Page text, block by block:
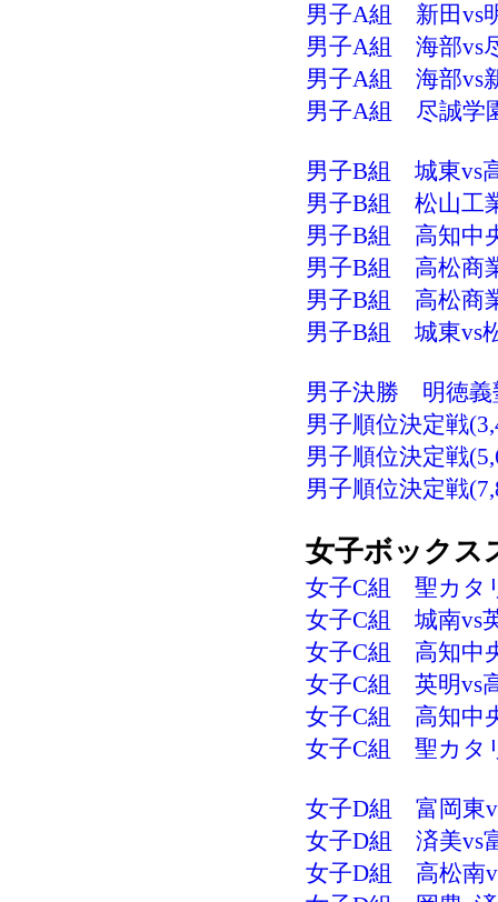
男子A組 新田vs
男子A組 海部vs
男子A組 海部vs
男子A組 尽誠学
男子B組 城東vs
男子B組 松山工
男子B組 高知中
男子B組 高松商
男子B組 高松商
男子B組 城東vs
男子決勝 明徳義
男子順位決定戦
男子順位決定戦
男子順位決定戦
女子ボックス
女子C組 聖カタ
女子C組 城南vs
女子C組 高知中
女子C組 英明vs
女子C組 高知中
女子C組 聖カタ
女子D組 富岡東
女子D組 済美vs
女子D組 高松南